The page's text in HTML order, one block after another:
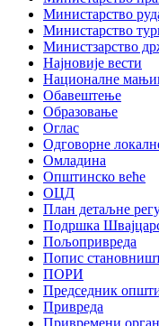
Министарство
Министарство
Министзарство
Најновије вести
Националне
Обавештење
Образовање
Оглас
Одговорне
Омладина
Општинско веће
ОЦД
План детаљне
Подршка
Пољопривреда
Попис
ПОРИ
Председник
Привреда
Привремени орган